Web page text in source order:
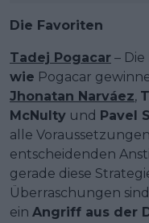
Die Favoriten
Tadej Pogacar –
wie Pogacar
Jhonatan Narváez,
McNulty und Pavel
alle
entscheidenden
gerade diese
Überraschungen
ein Angriff aus der